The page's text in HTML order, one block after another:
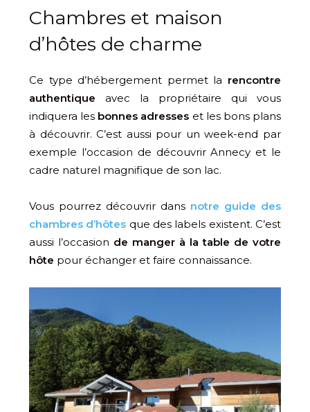
Chambres et maison
d’hôtes de charme
Ce type d’hébergement permet la rencontre
authentique avec la propriétaire qui vous
indiquera les bonnes adresses et les bons plans
à découvrir. C’est aussi pour un week-end par
exemple l’occasion de découvrir Annecy et le
cadre naturel magnifique de son lac.
Vous pourrez découvrir dans notre guide des
chambres d’hôtes que des labels existent. C’est
aussi l’occasion de manger à la table de votre
hôte pour échanger et faire connaissance.